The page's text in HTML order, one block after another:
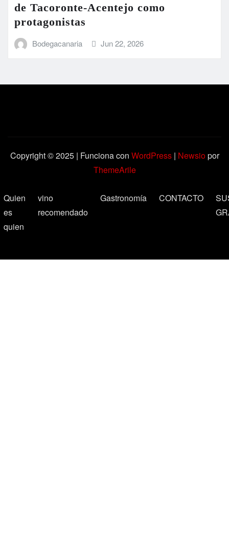
de Tacoronte-Acentejo como
protagonistas
Bodegacanaria Jun 22, 2026
Copyright © 2025 | Funciona con WordPress | Newsiopor
ThemeArile
Quien
es
quien
vino
recomendado
Gastronomía CONTACTO